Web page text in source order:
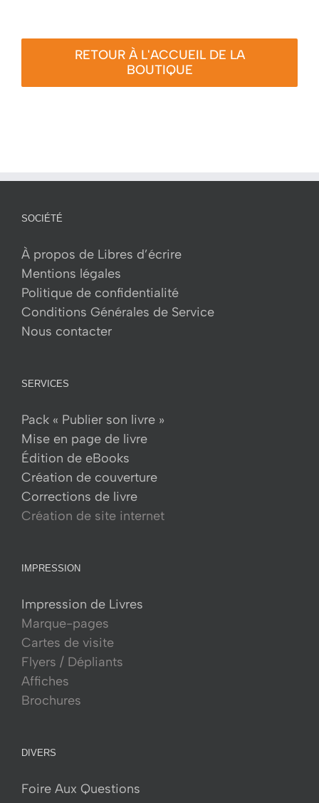
RETOUR À L'ACCUEIL DE LA
BOUTIQUE
SOCIÉTÉ
À propos de Libres d’écrire
Mentions légales
Politique de confidentialité
Conditions Générales de Service
Nous contacter
SERVICES
Pack « Publier son livre »
Mise en page de livre
Édition de eBooks
Création de couverture
Corrections de livre
Création de site internet
IMPRESSION
Impression de Livres
Marque-pages
Cartes de visite
Flyers / Dépliants
Affiches
Brochures
DIVERS
Foire Aux Questions